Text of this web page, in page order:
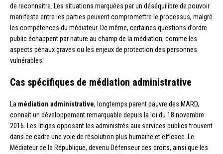
de reconnaître. Les situations marquées par un déséquilibre de pouvoir
manifeste entre les parties peuvent compromettre le processus, malgré
les compétences du médiateur. De même, certaines questions d’ordre
public échappent par nature au champ de la médiation, comme les
aspects pénaux graves ou les enjeux de protection des personnes
vulnérables.
Cas spécifiques de médiation administrative
La médiation administrative, longtemps parent pauvre des MARD,
connaît un développement remarquable depuis la loi du 18 novembre
2016. Les litiges opposant les administrés aux services publics trouvent
dans ce cadre une voie de résolution plus humaine et efficace. Le
Médiateur de la République, devenu Défenseur des droits, ainsi que les